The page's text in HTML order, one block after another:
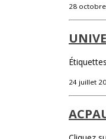
28
24 juillet